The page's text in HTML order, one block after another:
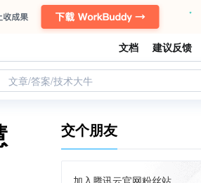
文档 建议反馈
文章/答案/技术大牛
交个朋友
加入腾讯云官网粉丝站